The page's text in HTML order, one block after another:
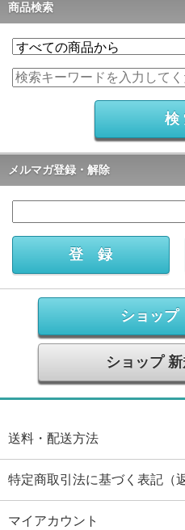
商品検索
メルマガ登録・解除
ショップ
ショップ
送料・配送方法
特定商取引法に基づく表記（
マイアカウント